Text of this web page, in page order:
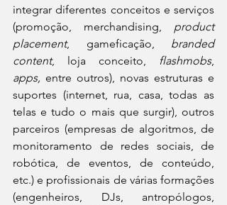
integrar diferentes conceitos e serviços
(promoção, merchandising, product
placement, gameficação, branded
content, loja conceito, flashmobs
apps, entre outros), novas estruturas e
suportes (internet, rua, casa, todas as
telas e tudo o mais que surgir), outros
parceiros (empresas de algoritmos, de
monitoramento de redes sociais, de
robótica, de eventos, de conteúdo,
etc.) e profissionais de várias formações
(engenheiros, DJs, antropólogos,